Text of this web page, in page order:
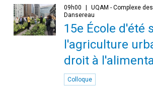
09h00
UQAM - Complexe
Dansereau
15e École d'été
l'agriculture
droit à
Colloque